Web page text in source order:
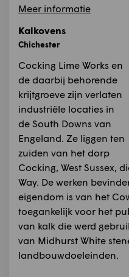
Meer informatie
Kalkovens
Chichester
Cocking Lime Works en
de daarbij behorende
krijtgroeve zijn verlaten
industriële locaties in
de South Downs van
Engeland. Ze liggen ten
zuiden van het dorp
Cocking, West Sussex,
Way. De werken
eigendom is van het
toegankelijk voor het
van kalk die werd
van Midhurst White
landbouwdoeleinden.